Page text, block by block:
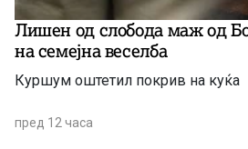
Лишен од слобода маж од
на семејна веселба
Куршум оштетил покрив на куќа
пред 12 часа